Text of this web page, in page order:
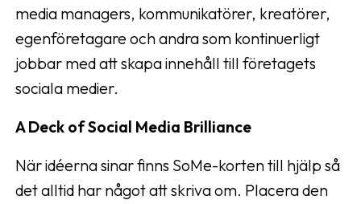
media managers, kommunikatörer, kreatörer,
egenföretagare och andra som kontinuerligt
jobbar med att skapa innehåll till företagets
sociala medier.
A Deck of Social Media Brilliance
När idéerna sinar finns SoMe-korten till hjälp så
det alltid har något att skriva om. Placera den